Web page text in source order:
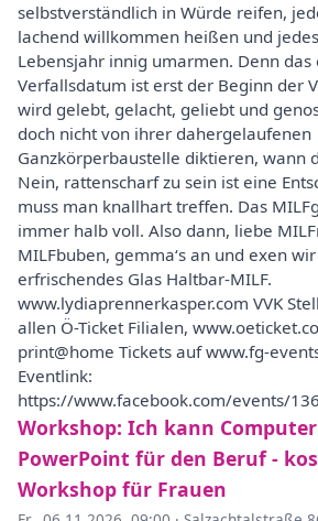
selbstverständlich in Würde reifen,
lachend willkommen heißen und
Lebensjahr innig umarmen. Denn das
Verfallsdatum ist erst der Beginn der
wird gelebt, gelacht, geliebt und
doch nicht von ihrer dahergelaufenen
Ganzkörperbaustelle diktieren, wann
Nein, rattenscharf zu sein ist eine
muss man knallhart treffen. Das
immer halb voll. Also dann, liebe
MILFbuben, gemma‘s an und exen
erfrischendes Glas Haltbar-MILF.
www.lydiaprennerkasper.com VVK
allen Ö-Ticket Filialen,
print@home Tickets auf www.fg-
Eventlink:
https://www.facebook.com/events/
Workshop: Ich kann
PowerPoint für den Beruf -
Workshop für Frauen